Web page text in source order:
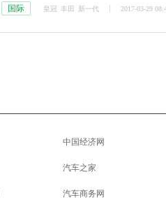
国际 皇冠 丰田 新一代 2017-03-29
中国经济网
汽车之家
汽车商务网